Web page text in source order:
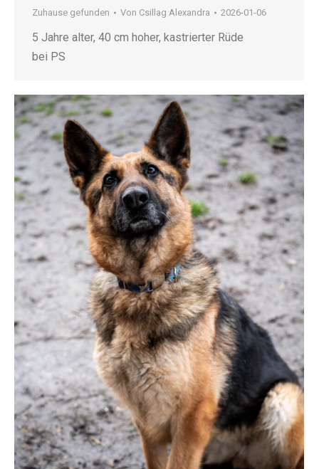
Zuhause gefunden Von Csillag Alexandra 2026-01-06
5 Jahre alter, 40 cm hoher, kastrierter Rüde
bei PS